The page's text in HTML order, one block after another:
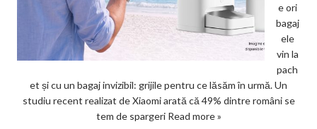
e ori
bagaj
ele
vin la
pach
et și cu un bagaj invizibil: grijile pentru ce lăsăm în urmă. Un
studiu recent realizat de Xiaomi arată că 49% dintre români se
tem de spargeri Read more »